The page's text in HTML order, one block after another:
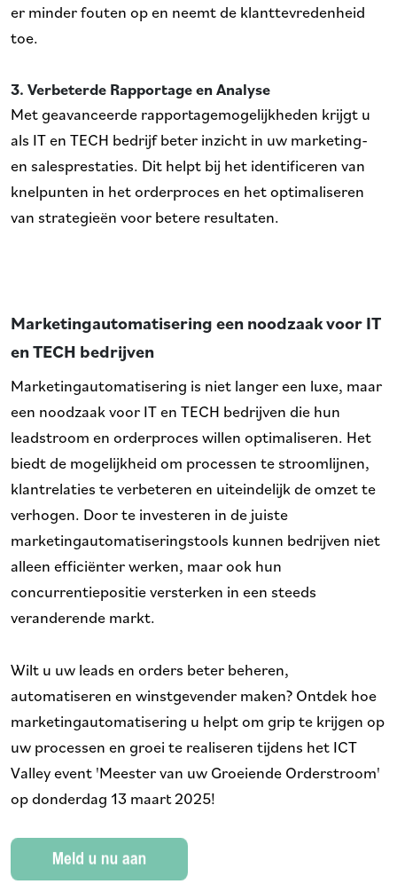
er minder fouten op en neemt de klanttevredenheid
toe.
3. Verbeterde Rapportage en Analyse
Met geavanceerde rapportagemogelijkheden krijgt u
als IT en TECH bedrijf beter inzicht in uw marketing-
en salesprestaties. Dit helpt bij het identificeren van
knelpunten in het orderproces en het optimaliseren
van strategieën voor betere resultaten.
Marketingautomatisering een noodzaak voor IT
en TECH bedrijven
Marketingautomatisering is niet langer een luxe, maar
een noodzaak voor IT en TECH bedrijven die hun
leadstroom en orderproces willen optimaliseren. Het
biedt de mogelijkheid om processen te stroomlijnen,
klantrelaties te verbeteren en uiteindelijk de omzet te
verhogen. Door te investeren in de juiste
marketingautomatiseringstools kunnen bedrijven niet
alleen efficiënter werken, maar ook hun
concurrentiepositie versterken in een steeds
veranderende markt.
Wilt u uw leads en orders beter beheren,
automatiseren en winstgevender maken? Ontdek hoe
marketingautomatisering u helpt om grip te krijgen op
uw processen en groei te realiseren tijdens het ICT
Valley event 'Meester van uw Groeiende Orderstroom'
op donderdag 13 maart 2025!